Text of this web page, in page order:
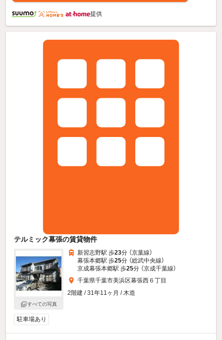
提供
テルミック幕張の賃貸物件
すべての写真
新習志野駅 歩23分 （京葉線）
幕張本郷駅 歩25分 （総武中央線）
京成幕張本郷駅 歩25分 （京成千葉線）
千葉県千葉市美浜区幕張西６丁目
2階建 / 31年11ヶ月 / 木造
駐車場あり